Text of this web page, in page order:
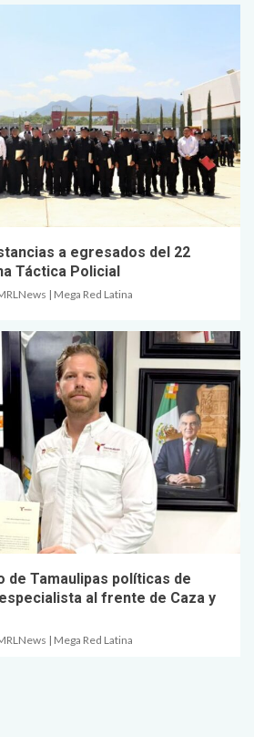
a egresados del 22
Táctica Policial
| Mega Red Latina
de Tamaulipas políticas de
al frente de Caza y
| Mega Red Latina